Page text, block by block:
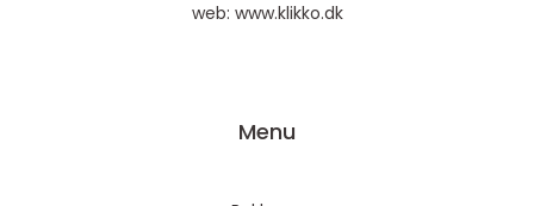
web: www.klikko.dk
Menu